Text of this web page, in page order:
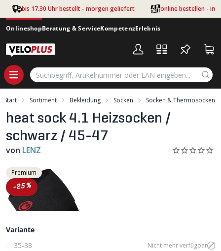
Zum Hauptinhalt springen
bis 17.30 Uhr bestellt - morgen geliefert online bestellen - im
OnlineshopBeratung & ServiceKompetenzErlebnis
Start Sortiment Bekleidung Socken Socken & Thermosocken
heat sock 4.1 Heizsocken /
schwarz / 45-47
von LENZ
Premium
-25%
Variante
35-38
Nicht mehr verfügbar